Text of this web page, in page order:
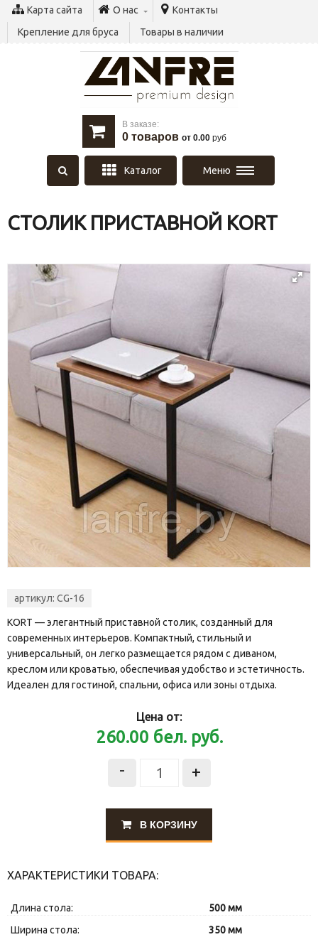
Карта сайта О нас
Контакты
Крепление для бруса
Товары в наличии
В заказе:
0 товаров от 0.00 руб
Каталог Меню
СТОЛИК ПРИСТАВНОЙ KORT
артикул: CG-16
KORT — элегантный приставной столик, созданный для
современных интерьеров. Компактный, стильный и
универсальный, он легко размещается рядом с диваном,
креслом или кроватью, обеспечивая удобство и эстетичность.
Идеален для гостиной, спальни, офиса или зоны отдыха.
Цена от:
260.00 бел. руб.
- +
В КОРЗИНУ
ХАРАКТЕРИСТИКИ ТОВАРА:
Длина стола:
500 мм
Ширина стола:
350 мм